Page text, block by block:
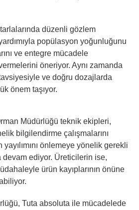
düzenli gözlem
popülasyon yoğunluğunu
ve entegre mücadele
öneriyor. Aynı zamanda
ve doğru dozajlarda
önem taşıyor.
Müdürlüğü teknik ekipleri,
bilgilendirme çalışmalarını
yayılımını önlemeye yönelik gerekli
ediyor. Üreticilerin ise,
ürün kayıplarının önüne
Tuta absoluta ile mücadelede